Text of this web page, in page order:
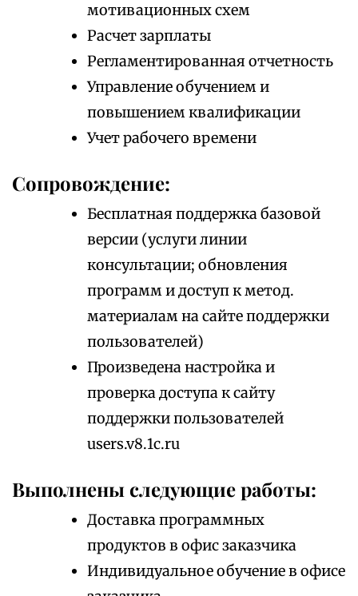
мотивационных схем
Расчет зарплаты
Регламентированная отчетность
Управление обучением и
повышением квалификации
Учет рабочего времени
Сопровождение:
Бесплатная поддержка базовой
версии (услуги линии
консультации; обновления
программ и доступ к метод.
материалам на сайте поддержки
пользователей)
Произведена настройка и
проверка доступа к сайту
поддержки пользователей
users.v8.1c.ru
Выполнены следующие работы:
Доставка программных
продуктов в офис заказчика
Индивидуальное обучение в офисе